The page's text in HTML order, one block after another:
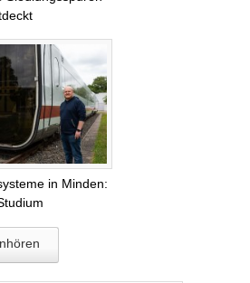
in Minden: